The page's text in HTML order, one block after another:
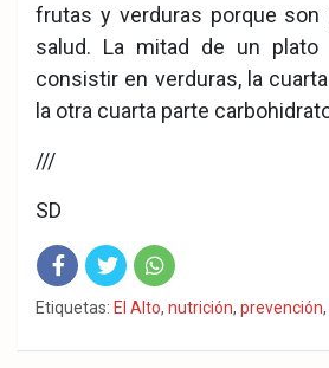
frutas y verduras porque son
salud. La mitad de un plato
consistir en verduras, la
la otra cuarta parte
///
SD
Fac
eb
Twit
ter
Wha
tsA
Etiquetas: El Alto, nutrición, prevención,